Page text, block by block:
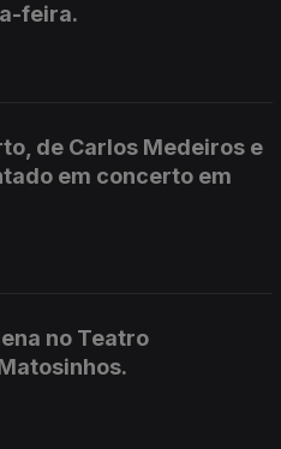
feira.
de Carlos Medeiros e
em concerto em
no Teatro